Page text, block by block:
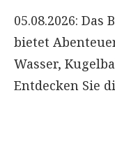
05.08.2026:
bietet
Wasser,
Entdecken Sie